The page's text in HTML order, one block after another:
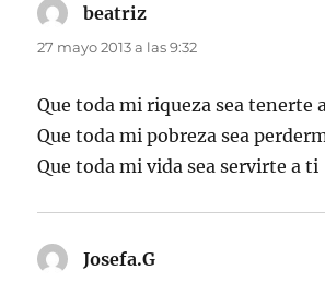
beatriz
27 mayo 2013 a las 9:32
Que toda mi riqueza sea tenerte
Que toda mi pobreza sea
Que toda mi vida sea servirte a ti
Josefa.G